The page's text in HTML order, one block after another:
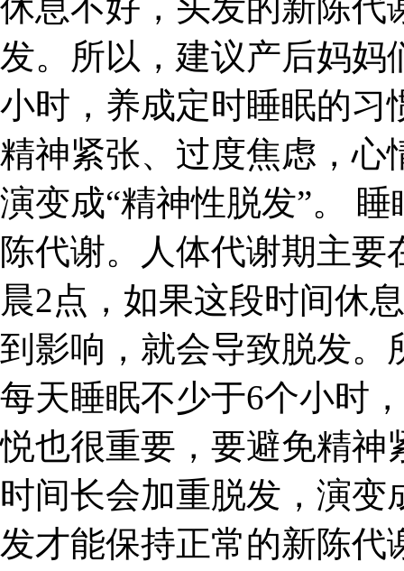
发。所以，建议产后妈妈
小时，养成定时睡眠的习
精神紧张、过度焦虑，心
演变成“精神性脱发”。
陈代谢。人体代谢期主
晨2点，如果这段时间休
到影响，就会导致脱发。
每天睡眠不少于6个小时
悦也很重要，要避免精神
时间长会加重脱发，演变
发才能保持正常的新陈代